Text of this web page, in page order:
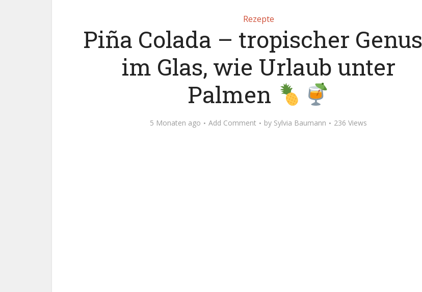
Rezepte
Piña Colada – tropischer
im Glas, wie Urlaub unter
Palmen
5 Monaten ago Add Comment by Sylvia Baumann 236 Views